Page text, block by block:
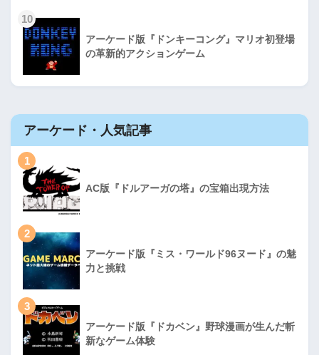
10
アーケード版『ドンキーコング』マリオ初登場
の革新的アクションゲーム
アーケード・人気記事
1
AC版『ドルアーガの塔』の宝箱出現方法
2
アーケード版『ミス・ワールド96ヌード』の魅
力と挑戦
3
アーケード版『ドカベン』野球漫画が生んだ斬
新なゲーム体験